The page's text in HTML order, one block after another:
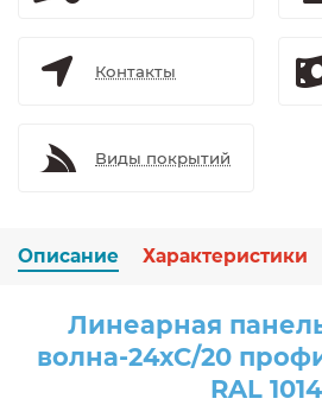
Контакты
Виды покрытий
Описание Характеристики
Линеарная
волна-24хС/20
RAL 1014